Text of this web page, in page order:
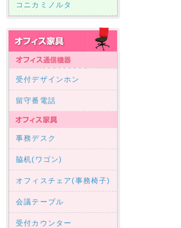
コニカミノルタ
受付デザインホン
留守番電話
事務デスク
脇机(ワゴン)
オフィスチェア(事務椅子)
会議テーブル
受付カウンター